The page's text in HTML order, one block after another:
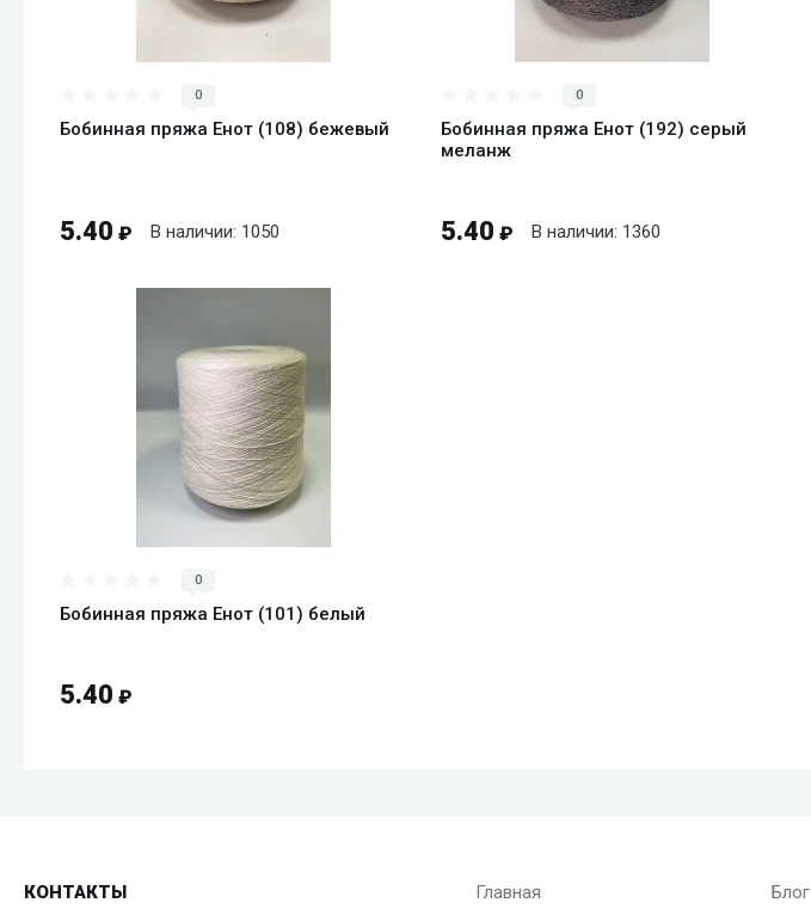
0
Бобинная пряжа Енот (108) бежевый
5.40 ₽ В наличии: 1050
В корзину
0
Бобинная пряжа Енот (192) серый
меланж
5.40 ₽ В наличии: 1360
В корзину
0
Бобинная пряжа Енот (101) белый
5.40 ₽
Нет в наличии
КОНТАКТЫ Главная Блог